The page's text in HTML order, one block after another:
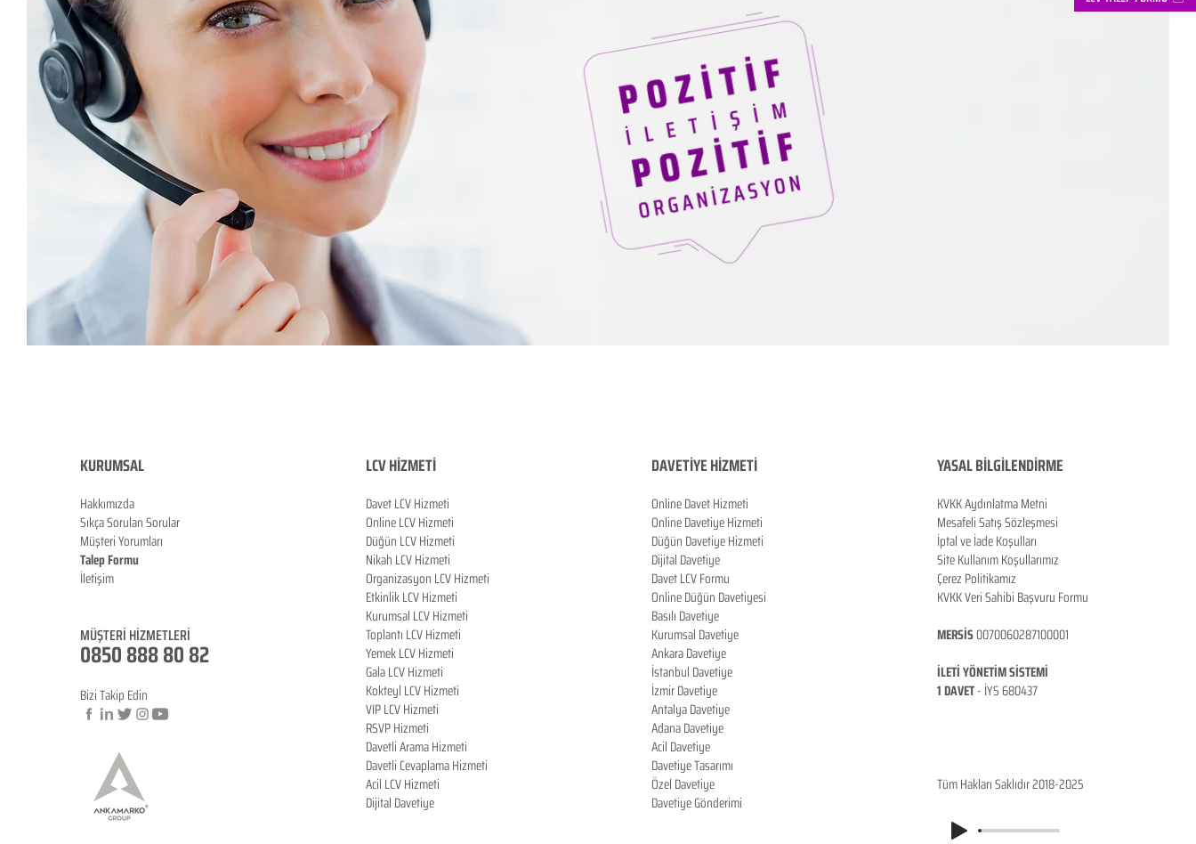
KURUMSAL
Hakkımızda
Sıkça Sorulan Sorular
Müşteri Yorumları
Talep Formu
İletişim
MÜŞTERİ HİZMETLERİ
0850 888 80 82
Bizi Takip Edin
© Copyright
LCV HİZMETİ
Davet LCV Hizmeti
Online LCV Hizmeti
Düğün LCV Hizmeti
Nikah LCV Hizmeti
Organizasyon LCV Hizmeti
Etkinlik LCV Hizmeti
Kurumsal LCV Hizmeti
Toplantı LCV Hizmeti
Yemek LCV Hizmeti
Gala LCV Hizmeti
Kokteyl LCV Hizmeti
VIP LCV Hizmeti
RSVP Hizmeti
Davetli Arama Hizmeti
Davetli Cevaplama Hizmeti
Acil LCV Hizmeti
Dijital Davetiye
DAVETİYE HİZMETİ
Online Davet Hizmeti
Online Davetiye Hizmeti
Düğün Davetiye Hizmeti
Dijital Davetiye
Davet LCV Formu
Online Düğün Davetiyesi
Basılı Davetiye
Kurumsal Davetiye
Ankara Davetiye
İstanbul Davetiye
İzmir Davetiye
Antalya Davetiye
Adana Davetiye
Acil Davetiye
Davetiye Tasarımı
Özel Davetiye
Davetiye Gönderimi
YASAL BİLGİLENDİRME
KVKK Aydınlatma Metni
Mesafeli Satış Sözleşmesi
İptal ve İade Koşulları
Site Kullanım Koşullarımız
Çerez Politikamız
KVKK Veri Sahibi Başvuru Formu
MERSİS0070060287100001
İLETİ YÖNETİM SİSTEMİ
1 DAVET- İYS 680437
Tüm Hakları Saklıdır 2018-2025